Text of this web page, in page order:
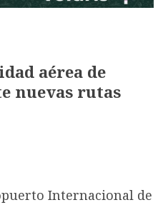
aérea de
nuevas rutas
Internacional de